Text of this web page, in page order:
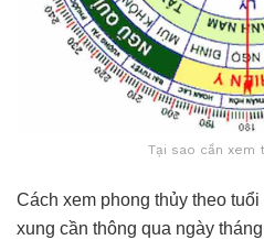
Tại sao cần xem
Cách xem phong thủy theo
xung cần thông qua ngày